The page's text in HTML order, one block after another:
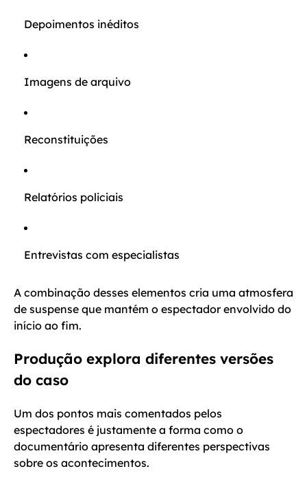
Depoimentos inéditos
Imagens de arquivo
Reconstituições
Relatórios policiais
Entrevistas com especialistas
A combinação desses elementos cria uma atmosfera
de suspense que mantém o espectador envolvido do
início ao fim.
Produção explora diferentes versões
do caso
Um dos pontos mais comentados pelos
espectadores é justamente a forma como o
documentário apresenta diferentes perspectivas
sobre os acontecimentos.